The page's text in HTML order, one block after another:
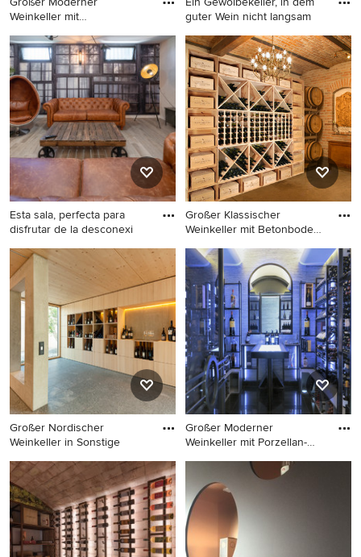
Weinkeller mit
Großer Moderner Weinkeller
mit Terrakottaboden in Saint-
Etienne
guter Wein nicht langsam
Großer Rustikaler Weinkeller
mit Backsteinboden in
Frankfurt am Main
Esta sala, perfecta para
disfrutar de la desconexi
Großer Moderner Weinkeller
mit Keramikboden in
Sonstige
Großer Klassischer
Weinkeller mit Betonboden
Großer Klassischer
Weinkeller mit Betonboden
in Frankfurt am Main
Großer Nordischer
Weinkeller in Sonstige
Großer Nordischer
Weinkeller in Sonstige
Großer Moderner
Weinkeller mit Porzellan-
Großer Moderner Weinkeller
mit Porzellan-Bodenfliesen in
Madrid